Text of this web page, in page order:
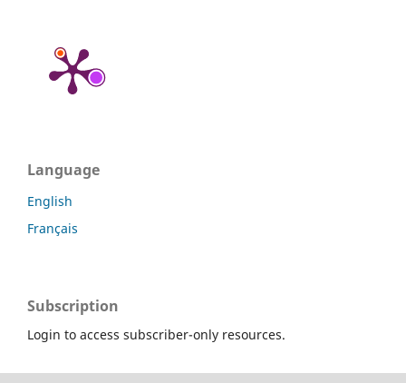
Language
English
Français
Subscription
Login to access subscriber-only resources.